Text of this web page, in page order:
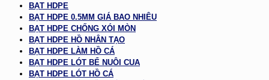
BẠT HDPE
BẠT HDPE 0.5MM GIÁ BAO NHIÊU
BẠT HDPE CHỐNG XÓI MÒN
BẠT HDPE HỒ NHÂN TẠO
BẠT HDPE LÀM HỒ CÁ
BẠT HDPE LÓT BỂ NUÔI CUA
BẠT HDPE LÓT HỒ CÁ